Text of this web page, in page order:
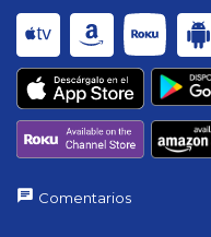
Comentarios